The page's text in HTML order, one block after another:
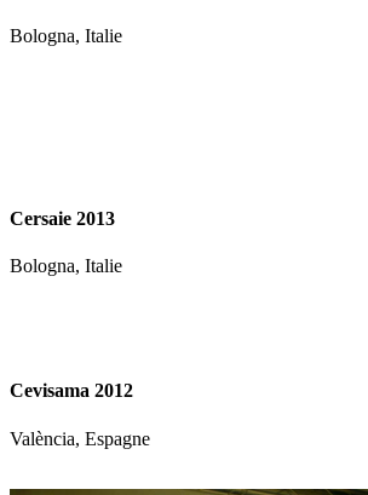
Bologna, Italie
Cersaie 2013
Bologna, Italie
Cevisama 2012
València, Espagne